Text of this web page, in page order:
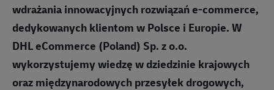
wdrażania innowacyjnych rozwiązań e-commerce,
dedykowanych klientom w Polsce i Europie. W
DHL eCommerce (Poland) Sp. z o.o.
wykorzystujemy wiedzę w dziedzinie krajowych
oraz międzynarodowych przesyłek drogowych,